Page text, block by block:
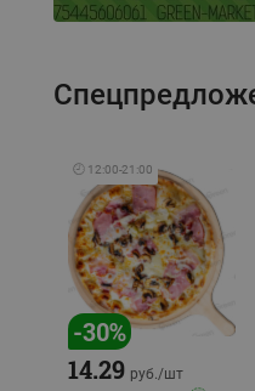
🕘 12:00-21:00
-30%
14.29 руб./шт